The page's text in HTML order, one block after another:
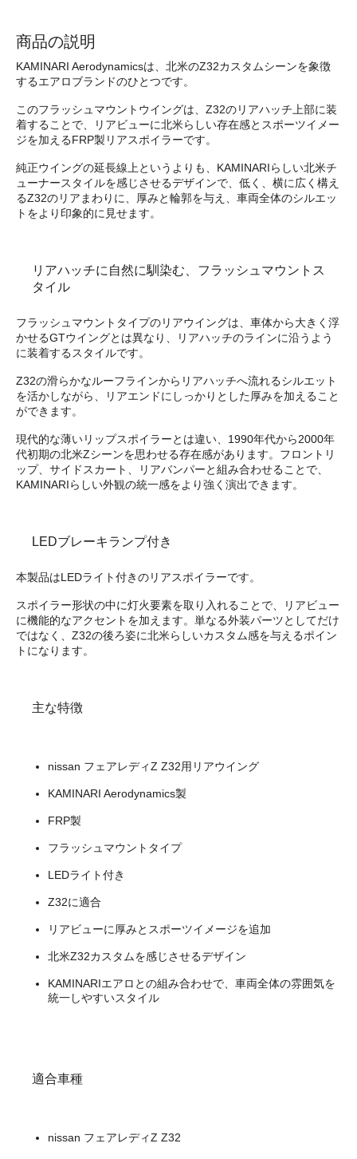
商品の説明
KAMINARI Aerodynamicsは、北米のZ32カスタムシーンを象徴
するエアロブランドのひとつです。
このフラッシュマウントウイングは、Z32のリアハッチ上部に装
着することで、リアビューに北米らしい存在感とスポーツイメー
ジを加えるFRP製リアスポイラーです。
純正ウイングの延長線上というよりも、KAMINARIらしい北米チ
ューナースタイルを感じさせるデザインで、低く、横に広く構え
るZ32のリアまわりに、厚みと輪郭を与え、車両全体のシルエッ
トをより印象的に見せます。
リアハッチに自然に馴染む、フラッシュマウントス
タイル
フラッシュマウントタイプのリアウイングは、車体から大きく浮
かせるGTウイングとは異なり、リアハッチのラインに沿うよう
に装着するスタイルです。
Z32の滑らかなルーフラインからリアハッチへ流れるシルエット
を活かしながら、リアエンドにしっかりとした厚みを加えること
ができます。
現代的な薄いリップスポイラーとは違い、1990年代から2000年
代初期の北米Zシーンを思わせる存在感があります。フロントリ
ップ、サイドスカート、リアバンパーと組み合わせることで、
KAMINARIらしい外観の統一感をより強く演出できます。
LEDブレーキランプ付き
本製品はLEDライト付きのリアスポイラーです。
スポイラー形状の中に灯火要素を取り入れることで、リアビュー
に機能的なアクセントを加えます。単なる外装パーツとしてだけ
ではなく、Z32の後ろ姿に北米らしいカスタム感を与えるポイン
トになります。
主な特徴
nissan フェアレディZ Z32用リアウイング
KAMINARI Aerodynamics製
FRP製
フラッシュマウントタイプ
LEDライト付き
Z32に適合
リアビューに厚みとスポーツイメージを追加
北米Z32カスタムを感じさせるデザイン
KAMINARIエアロとの組み合わせで、車両全体の雰囲気を
統一しやすいスタイル
適合車種
nissan フェアレディZ Z32